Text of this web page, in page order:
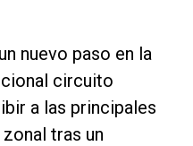
nuevo paso en la
circuito
a las principales
tras un